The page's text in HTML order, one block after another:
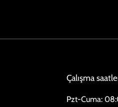
Çalışma
Pzt-Cuma: